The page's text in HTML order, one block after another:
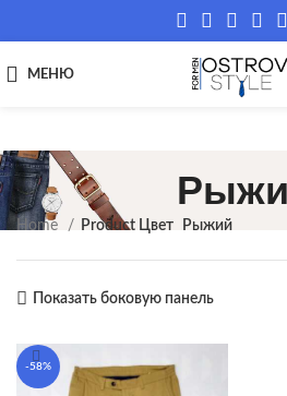
МЕНЮ
Home Product Цвет Рыжий
Показать боковую панель
-58%